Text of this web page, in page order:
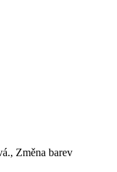
Změna barev